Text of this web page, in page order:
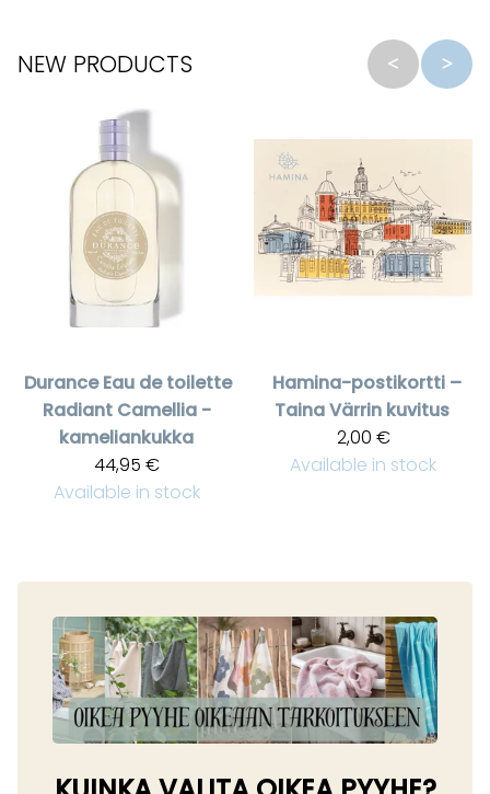
NEW PRODUCTS
Durance Eau de toilette
Radiant Camellia -
kameliankukka
44,95 €
Available in stock
Hamina-postikortti –
Taina Värrin kuvitus
2,00 €
Available in stock